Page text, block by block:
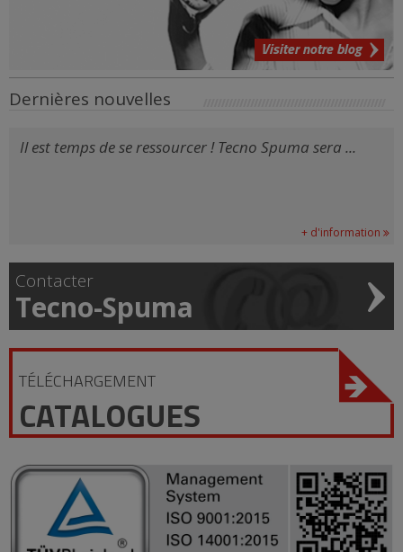
Visiter notre blog
Dernières nouvelles
Il est temps de se ressourcer ! Tecno Spuma sera ...
+ d'information
Contacter
Tecno-Spuma
TÉLÉCHARGEMENT
CATALOGUES